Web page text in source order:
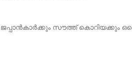
സൗത്ത് കൊറിയക്കും